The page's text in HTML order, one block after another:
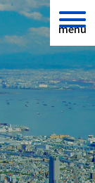
menu